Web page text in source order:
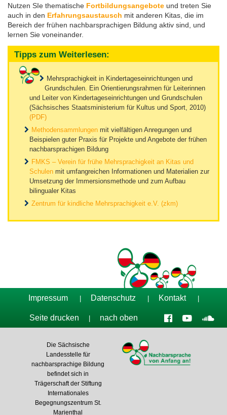
Nutzen SIe thematische Fortbildungsangebote und treten Sie
auch in den Erfahrungsaustausch mit anderen Kitas, die im
Bereich der frühen nachbarsprachigen Bildung aktiv sind, und
lernen Sie voneinander.
Tipps zum Weiterlesen:
Mehrsprachigkeit in Kindertageseinrichtungen und
Grundschulen. Ein Orientierungsrahmen für Leiterinnen
und Leiter von Kindertageseinrichtungen und Grundschulen
(Sächsisches Staatsministerium für Kultus und Sport, 2010)
(PDF)
Methodensammlungen mit vielfältigen Anregungen und
Beispielen guter Praxis für Projekte und Angebote der frühen
nachbarsprachigen Bildung
FMKS – Verein für frühe Mehrsprachigkeit an Kitas und
Schulen mit umfangreichen Informationen und Materialien zur
Umsetzung der Immersionsmethode und zum Aufbau
bilingualer Kitas
Zentrum für kindliche Mehrsprachigkeit e.V. (zkm)
Impressum Datenschutz Kontakt
Seite drucken nach oben
Die Sächsische
Landesstelle für
nachbarsprachige Bildung
befindet sich in
Trägerschaft der Stiftung
Internationales
Begegnungszentrum St.
Marienthal